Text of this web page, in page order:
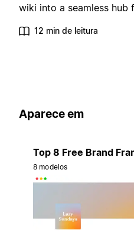
wiki into a seamless
12 min de leitura
Aparece em
Top 8 Free Brand
8 modelos